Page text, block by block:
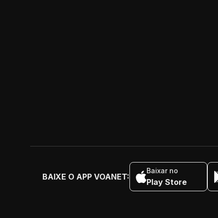
BAIXE O APP VOANET:
Baixar no
Play Store